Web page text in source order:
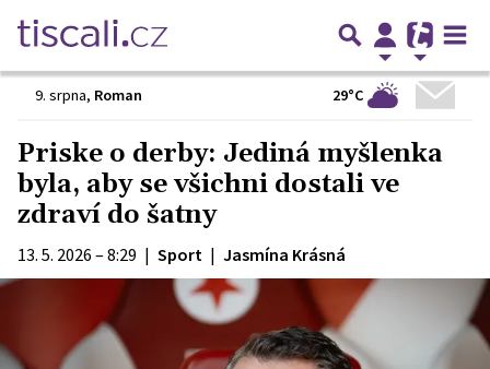
9. srpna, Roman 29°C
Priske o derby: Jediná myšlenka
byla, aby se všichni dostali ve
zdraví do šatny
13. 5. 2026 – 8:29 | Sport | Jasmína Krásná